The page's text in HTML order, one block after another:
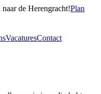
de Herengracht!Plan
VacaturesContact